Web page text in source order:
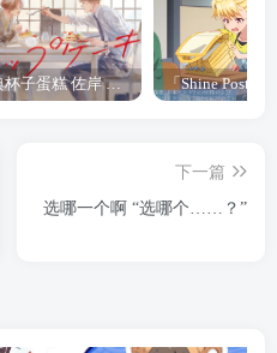
经典杯子蛋糕 佐岸 漫画「经典杯子蛋糕」宣布真人日剧化
下一篇
选哪一个啊 “选哪个……？”